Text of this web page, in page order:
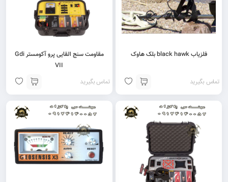
فلزیاب black hawk بلک هاوک
تماس بگیرید
مقاومت سنج القایی پرو آکومستر Gdi
VII
تماس بگیرید